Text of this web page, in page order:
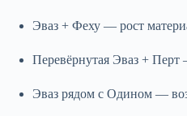
Эваз + Феху — рост
Перевёрнутая Эваз +
Эваз рядом с Одином —